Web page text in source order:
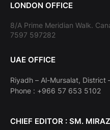
LONDON OFFICE
8/A Prime Meridian Walk.
7597 597282
UAE OFFICE
Riyadh – Al-Mursalat, District
Phone : +966 57 653 5102
CHIEF EDITOR : SM.